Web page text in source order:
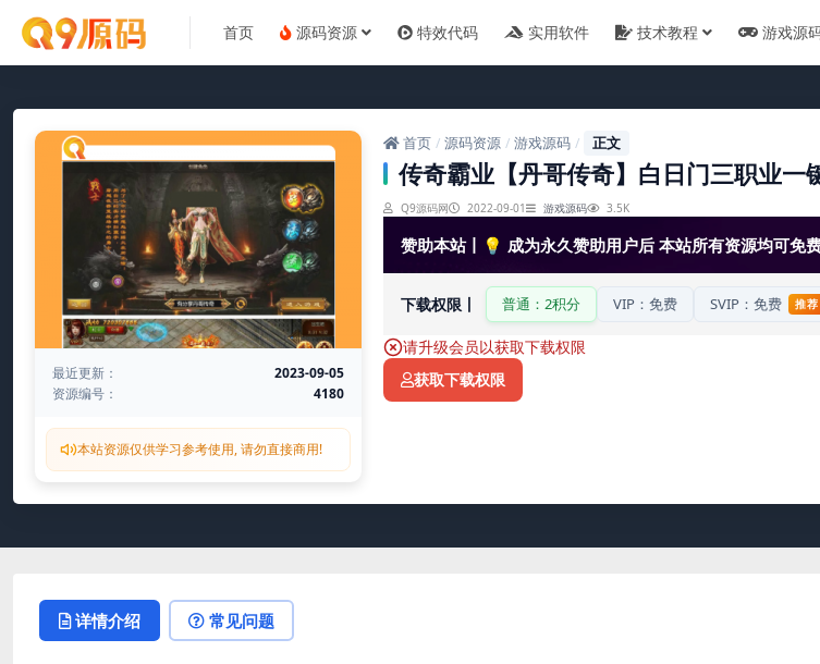
首页 源码资源 特效代码 实用软件 技术教程 游戏源
最近更新：
2023-09-05
资源编号：
4180
本站资源仅供学习参考使用, 请勿直接商用!
首页 / 源码资源 / 游戏源码 / 正文
传奇霸业【丹哥传奇】白日门三职业
Q9源码网 2022-09-01 游戏源码 3.5K
赞助本站丨💡 成为永久赞助用户后 本站所有资源均可免
下载权限丨 普通：2积分 VIP：免费 SVIP：免费 推荐
请升级会员以获取下载权限
获取下载权限
详情介绍 常见问题